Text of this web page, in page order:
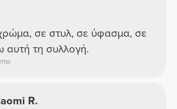
σε στυλ, σε ύφασμα, σε
αυτή τη συλλογή.
R.